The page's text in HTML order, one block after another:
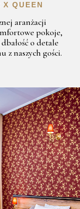
QUEEN
aranżacji
pokoje,
o detale
z naszych gości.